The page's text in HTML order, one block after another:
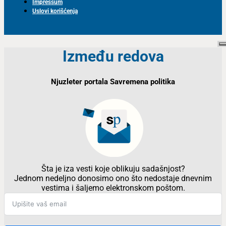
Impressum
Uslovi korišćenja
Između redova
Njuzleter portala Savremena politika
Šta je iza vesti koje oblikuju sadašnjost?
Jednom nedeljno donosimo ono što nedostaje dnevnim
vestima i šaljemo elektronskom poštom.